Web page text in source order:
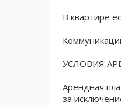
В квартире
УСЛОВИЯ
Арендная
за